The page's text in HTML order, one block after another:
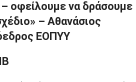
οφείλουμε να δράσουμε
– Αθανάσιος
ΕΟΠΥΥ